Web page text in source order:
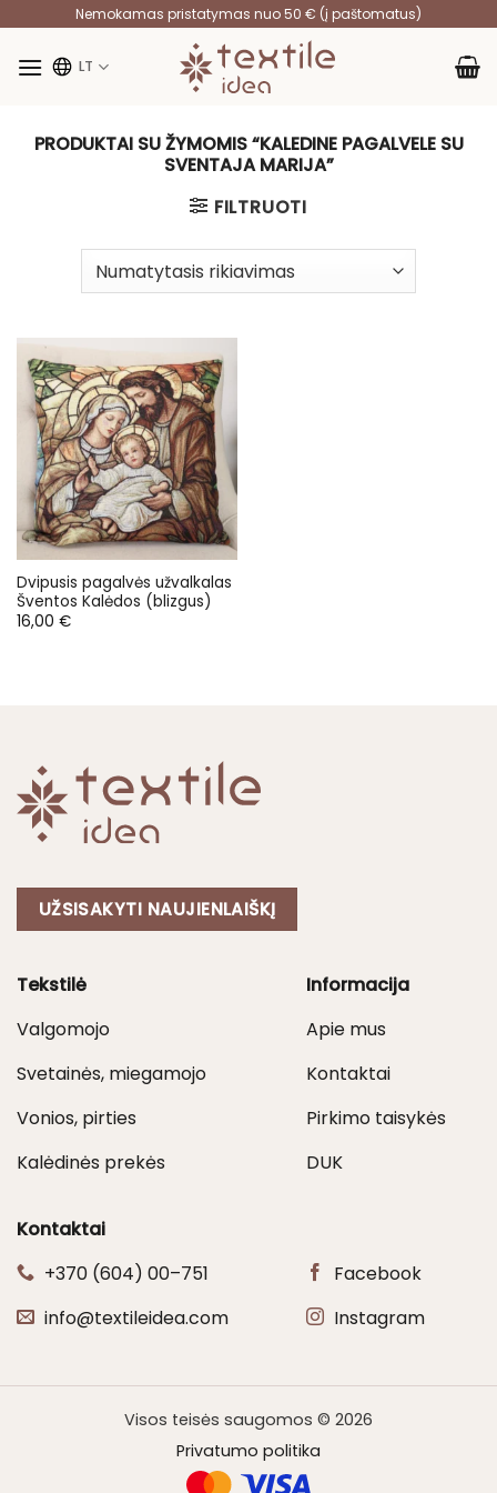
content
Nemokamas pristatymas nuo 50 € (į paštomatus)
LT
PRODUKTAI SU ŽYMOMIS “KALEDINE PAGALVELE SU
SVENTAJA MARIJA”
FILTRUOTI
Dvipusis pagalvės užvalkalas
Šventos Kalėdos (blizgus)
16,00 €
UŽSISAKYTI NAUJIENLAIŠKĮ
Tekstilė
Valgomojo
Svetainės, miegamojo
Vonios, pirties
Kalėdinės prekės
Informacija
Apie mus
Kontaktai
Pirkimo taisykės
DUK
Kontaktai
+370 (604) 00–751
info@textileidea.com
Facebook
Instagram
Visos teisės saugomos © 2026
Privatumo politika